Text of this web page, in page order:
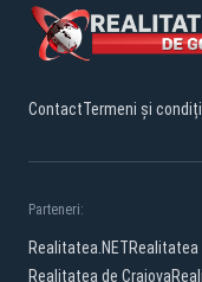
ContactTermeni și
Parteneri:
Realitatea.NETRealitatea
Realitatea de Craiova